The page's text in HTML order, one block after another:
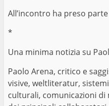
All’incontro ha preso
*
Una minima notizia su
Paolo Arena, critico e
visive, weltliteratur,
culturali, comunicazioni di